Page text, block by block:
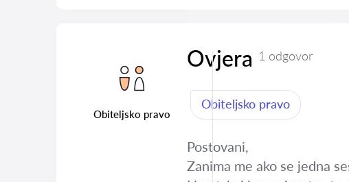
Obiteljsko pravo
Ovjera 1 odgovor
Obiteljsko pravo
Postovani,
Zanima me ako se jedna